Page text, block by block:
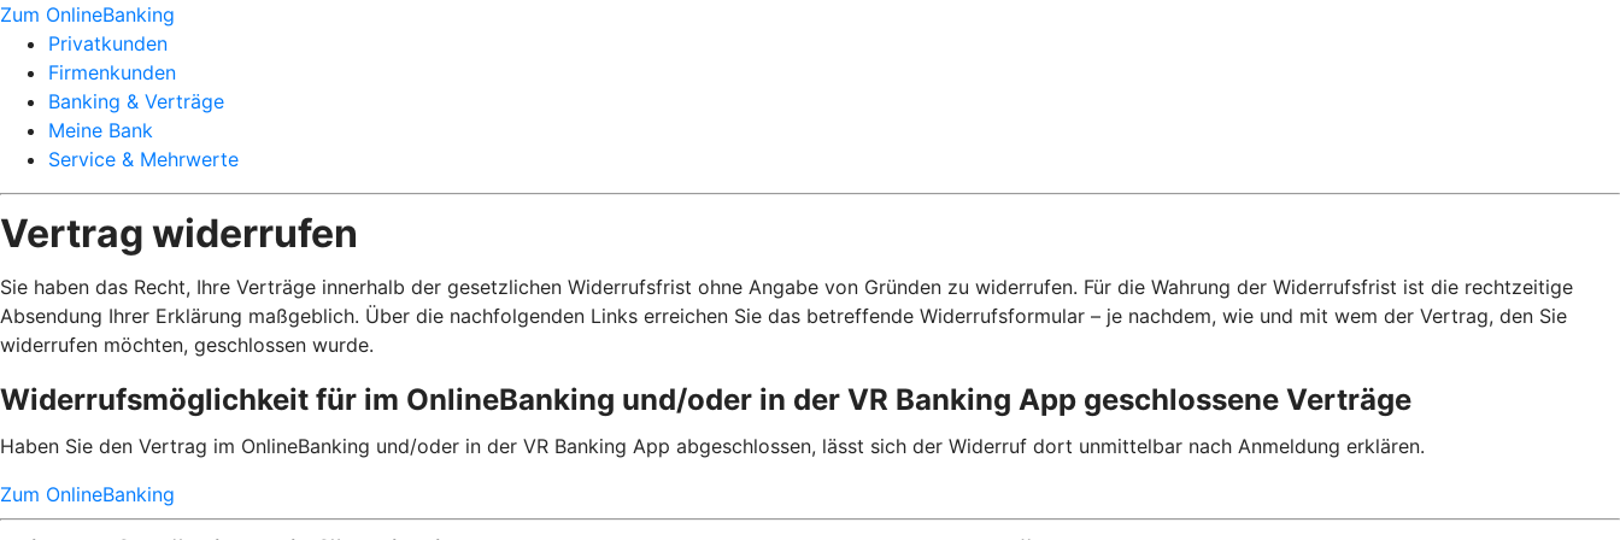
Zum OnlineBanking
Privatkunden
Firmenkunden
Banking & Verträge
Meine Bank
Service & Mehrwerte
Vertrag widerrufen
Sie haben das Recht, Ihre Verträge innerhalb der gesetzlichen Widerrufsfrist ohne Angabe von Gründen zu widerrufen. Für die Wahrung der Widerrufsfrist ist die rechtzeitige
Absendung Ihrer Erklärung maßgeblich. Über die nachfolgenden Links erreichen Sie das betreffende Widerrufsformular – je nachdem, wie und mit wem der Vertrag, den Sie
widerrufen möchten, geschlossen wurde.
Widerrufsmöglichkeit für im OnlineBanking und/oder in der VR Banking App geschlossene Verträge
Haben Sie den Vertrag im OnlineBanking und/oder in der VR Banking App abgeschlossen, lässt sich der Widerruf dort unmittelbar nach Anmeldung erklären.
Zum OnlineBanking